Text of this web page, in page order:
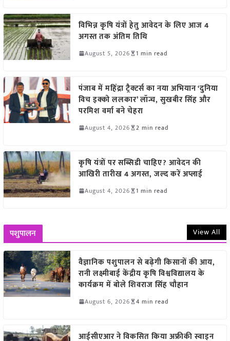
विभिन्न कृषि यंत्रों हेतु आवेदन के लिए आज 4
अगस्त तक अंतिम तिथि
August 5, 2026 1 min read
पंजाब में महिंद्रा ट्रैक्टर्स का नया अभियान ‘दुनिया
विच इक्को ललकार’ लॉन्च, सुखबीर सिंह और
परमिश वर्मा बने चेहरा
August 4, 2026 2 min read
कृषि यंत्रों पर सब्सिडी चाहिए? आवेदन की
आखिरी तारीख 4 अगस्त, जल्द करें अप्लाई
August 4, 2026 1 min read
पशुपालन View All
वैज्ञानिक पशुपालन से बढ़ेगी किसानों की आय,
रानी लक्ष्मीबाई केंद्रीय कृषि विश्वविद्यालय के
कार्यक्रम में बोले शिवराज सिंह चौहान
August 6, 2026 4 min read
आईसीएआर ने विकसित किया अफ्रीकी स्वाइन